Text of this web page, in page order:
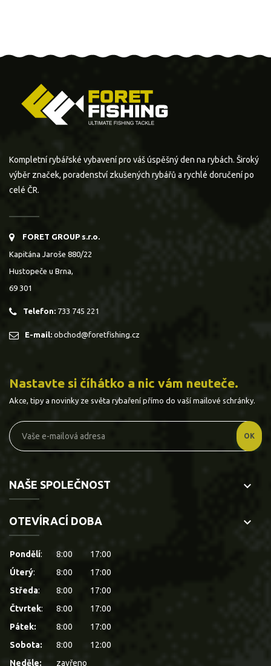
Kompletní rybářské vybavení pro váš úspěšný den na rybách. Široký
výběr značek, poradenství zkušených rybářů a rychlé doručení po
celé ČR.
FORET GROUP s.r.o.
Kapitána Jaroše 880/22
Hustopeče u Brna,
69 301
Telefon: 733 745 221
E-mail: obchod@foretfishing.cz
Nastavte si číhátko a nic vám neuteče.
Akce, tipy a novinky ze světa rybaření přímo do vaší mailové schránky.
NAŠE SPOLEČNOST keyboard_arrow_down
OTEVÍRACÍ DOBA keyboard_arrow_down
Pondělí: 8:00
17:00
Úterý: 8:00
17:00
Středa: 8:00
17:00
Čtvrtek: 8:00
17:00
Pátek:
8:00
17:00
Sobota:
8:00
12:00
Neděle:
zavřeno